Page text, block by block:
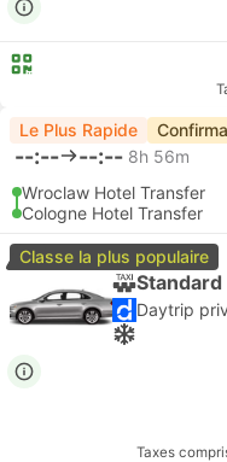
Le Plus Rapide
--:-- --:-- 8h 56m
Wroclaw Hotel Transfer
Cologne Hotel Transfer
Classe la plus populaire
Taxes